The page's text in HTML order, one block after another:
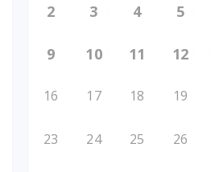
2 3 4 5
9 10 11 12
16 17 18 19
23 24 25 26